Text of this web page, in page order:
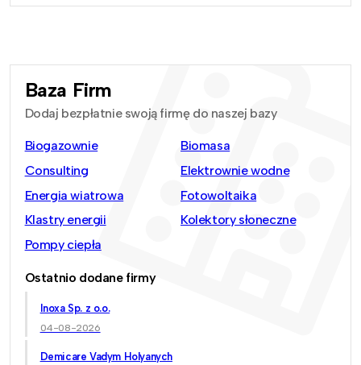
Baza Firm
Dodaj bezpłatnie swoją firmę do naszej bazy
Biogazownie
Biomasa
Consulting
Elektrownie wodne
Energia wiatrowa
Fotowoltaika
Klastry energii
Kolektory słoneczne
Pompy ciepła
Ostatnio dodane firmy
Inoxa Sp. z o.o.
04-08-2026
Demicare Vadym Holyanych